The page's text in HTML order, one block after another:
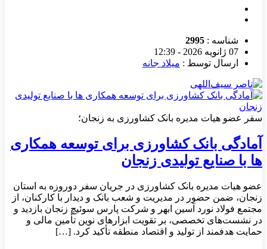
شناسه : 2995
07 ژانویه 2026 - 12:39
ارسال توسط : میلاد جانه
سفر عضو هیات ‌مدیره بانک کشاورزی به زنجان؛
آمادگی بانک کشاورزی برای توسعه همکاری
ها با صنایع تولیدی زنجان
عضو هیات ‌مدیره بانک کشاورزی در جریان سفر دو‌روزه به استان
زنجان، ضمن حضور در مدیریت و شعب بانک و دیدار با کارکنان، از
مجتمع فولاد نورد آسین ابهر و شرکت پارس سوئیچ زنجان بازدید و
در نشست‌های تخصصی، بر تقویت ابزارهای نوین تأمین مالی و
حمایت هدفمند از تولید و اقتصاد منطقه تأکید کرد. […]